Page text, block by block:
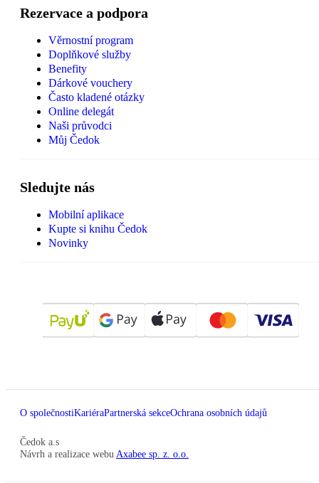
Rezervace a podpora
Věrnostní program
Doplňkové služby
Benefity
Dárkové vouchery
Často kladené otázky
Online delegát
Naši průvodci
Můj Čedok
Sledujte nás
Mobilní aplikace
Kupte si knihu Čedok
Novinky
O společnostiKariéraPartnerská sekceOchrana osobních údajů
Čedok a.s
Návrh a realizace webu Axabee sp. z. o.o.